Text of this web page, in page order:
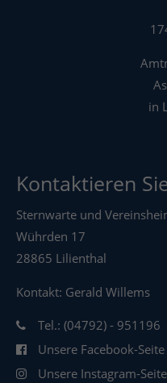
in
Kontaktieren
Sternwarte und
Wührden 17
28865 Lilienthal
Kontakt: Gerald Willems
Tel.: (04792) - 951196
Unsere Facebook-Seite
Unsere Instagram-Seite